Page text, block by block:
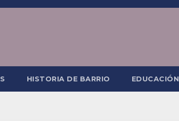
HISTORIA DE BARRIO EDUCACIÓN